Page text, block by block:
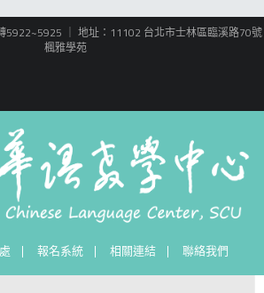
｜ 地址：11102 台北市士林區臨溪路70號
楓雅學苑
報名系統 相關連結 聯絡我們